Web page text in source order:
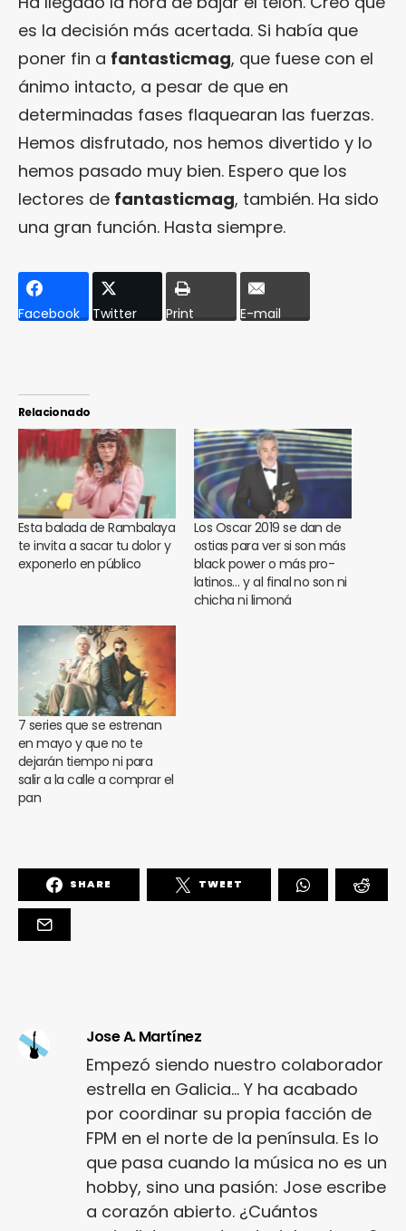
es la decisión más acertada. Si había que
poner fin a fantasticmag, que fuese con el
ánimo intacto, a pesar de que en
determinadas fases flaquearan las fuerzas.
Hemos disfrutado, nos hemos divertido y lo
hemos pasado muy bien. Espero que los
lectores de fantasticmag, también. Ha sido
una gran función. Hasta siempre.
Facebook Twitter Print E-mail
Relacionado
Esta balada de Rambalaya
te invita a sacar tu dolor y
exponerlo en público
Los Oscar 2019 se dan de
ostias para ver si son más
black power o más pro-
latinos… y al final no son ni
chicha ni limoná
7 series que se estrenan
en mayo y que no te
dejarán tiempo ni para
salir a la calle a comprar el
pan
SHARE TWEET
Jose A. Martínez
Empezó siendo nuestro colaborador
estrella en Galicia... Y ha acabado
por coordinar su propia facción de
FPM en el norte de la península. Es lo
que pasa cuando la música no es un
hobby, sino una pasión: Jose escribe
a corazón abierto. ¿Cuántos